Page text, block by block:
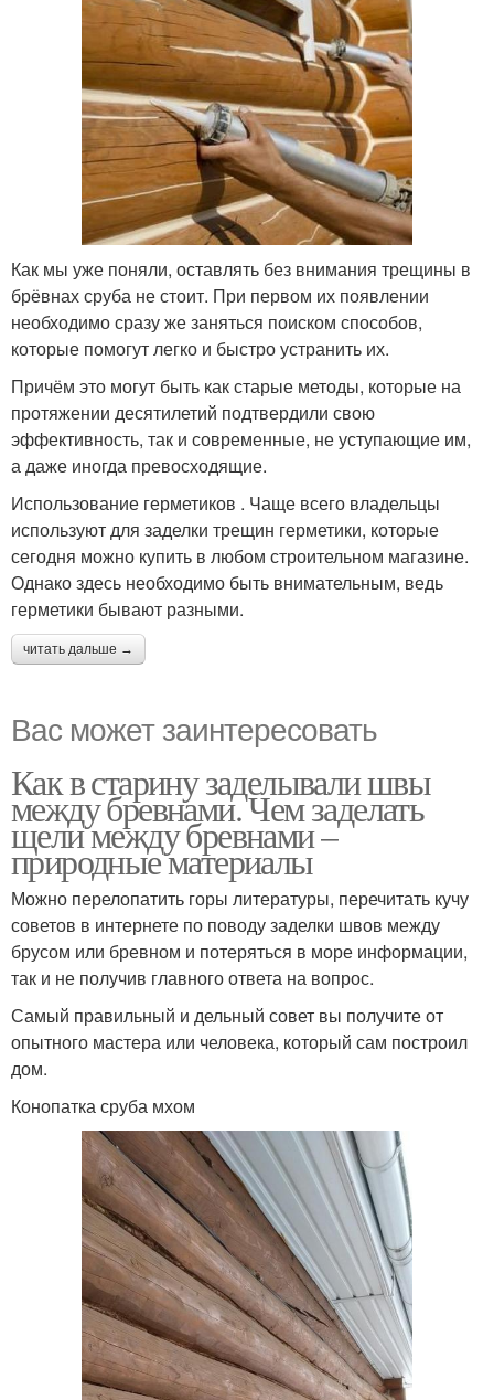
Как мы уже поняли, оставлять без внимания трещины в
брёвнах сруба не стоит. При первом их появлении
необходимо сразу же заняться поиском способов,
которые помогут легко и быстро устранить их.
Причём это могут быть как старые методы, которые на
протяжении десятилетий подтвердили свою
эффективность, так и современные, не уступающие им,
а даже иногда превосходящие.
Использование герметиков . Чаще всего владельцы
используют для заделки трещин герметики, которые
сегодня можно купить в любом строительном магазине.
Однако здесь необходимо быть внимательным, ведь
герметики бывают разными.
читать дальше →
Вас может заинтересовать
Как в старину заделывали швы
между бревнами. Чем заделать
щели между бревнами –
природные материалы
Можно перелопатить горы литературы, перечитать кучу
советов в интернете по поводу заделки швов между
брусом или бревном и потеряться в море информации,
так и не получив главного ответа на вопрос.
Самый правильный и дельный совет вы получите от
опытного мастера или человека, который сам построил
дом.
Конопатка сруба мхом